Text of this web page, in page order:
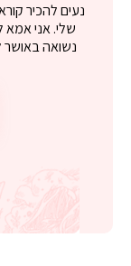
נעים להכיר
נשואה באושר